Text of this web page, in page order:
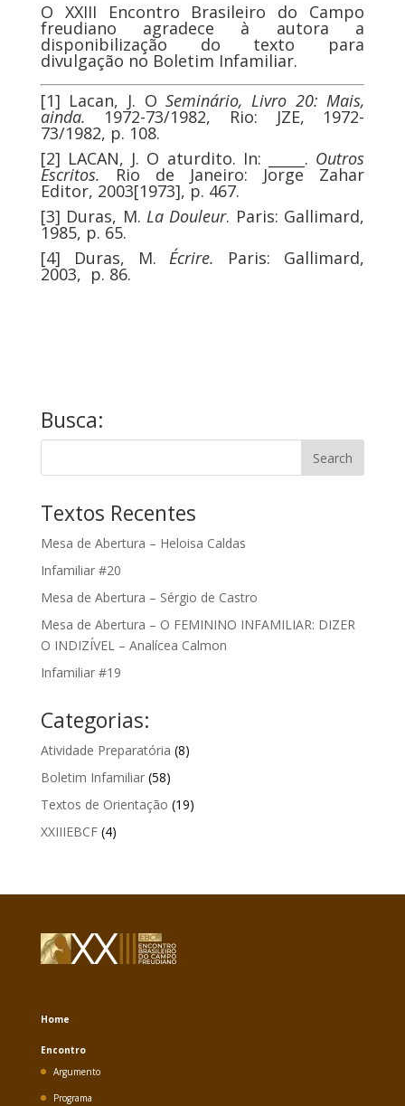
O XXIII Encontro Brasileiro do Campo
freudiano agradece à autora a
disponibilização do texto para
divulgação no Boletim Infamiliar.
[1] Lacan, J. OSeminário, Livro 20: Mais,
ainda. 1972-73/1982, Rio: JZE, 1972-
73/1982, p. 108.
[2] LACAN, J. O aturdito. In: _____. Outros
Escritos. Rio de Janeiro: Jorge Zahar
Editor, 2003[1973], p. 467.
[3] Duras, M. La Douleur. Paris: Gallimard,
1985, p. 65.
[4] Duras, M.Écrire. Paris: Gallimard,
2003, p. 86.
Busca:
Textos Recentes
Mesa de Abertura – Heloisa Caldas
Infamiliar #20
Mesa de Abertura – Sérgio de Castro
Mesa de Abertura – O FEMININO INFAMILIAR: DIZER
O INDIZÍVEL – Analícea Calmon
Infamiliar #19
Categorias:
Atividade Preparatória (8)
Boletim Infamiliar(58)
Textos de Orientação (19)
XXIIIEBCF(4)
Home
Encontro
Argumento
Programa